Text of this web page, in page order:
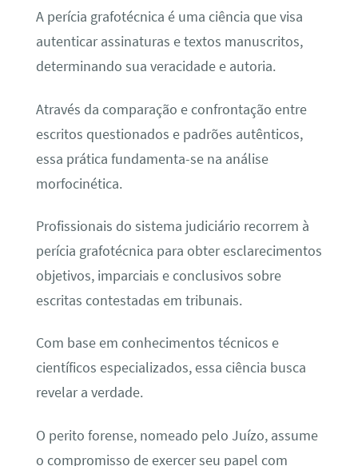
A perícia grafotécnica é uma ciência que visa
autenticar assinaturas e textos manuscritos,
determinando sua veracidade e autoria.
Através da comparação e confrontação entre
escritos questionados e padrões autênticos,
essa prática fundamenta-se na análise
morfocinética.
Profissionais do sistema judiciário recorrem à
perícia grafotécnica para obter esclarecimentos
objetivos, imparciais e conclusivos sobre
escritas contestadas em tribunais.
Com base em conhecimentos técnicos e
científicos especializados, essa ciência busca
revelar a verdade.
O perito forense, nomeado pelo Juízo, assume
o compromisso de exercer seu papel com